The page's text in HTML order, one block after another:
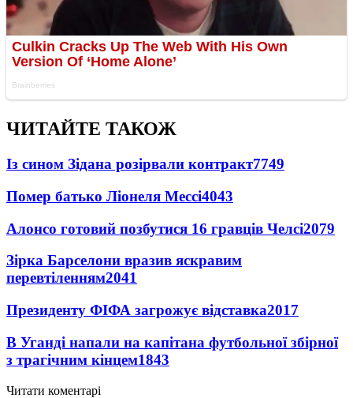
ЧИТАЙТЕ ТАКОЖ
Із сином Зідана розірвали контракт7749
Помер батько Ліонеля Мессі4043
Алонсо готовий позбутися 16 гравців Челсі2079
Зірка Барселони вразив яскравим
перевтіленням2041
Президенту ФІФА загрожує відставка2017
В Уганді напали на капітана футбольної збірної
з трагічним кінцем1843
Читати коментарі